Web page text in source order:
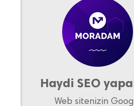
Haydi SEO
Web sitenizin